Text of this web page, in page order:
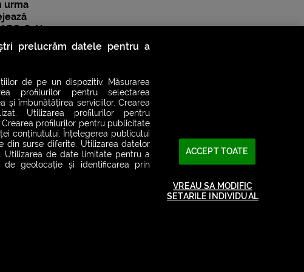
urma
CoV-2,
prelucrăm datele pentru a
de pe un dispozitiv. Măsurarea
profilurilor pentru selectarea
și îmbunătățirea serviciilor. Crearea
Utilizarea profilurilor pentru
profilurilor pentru publicitate
conținutului. Înțelegerea publicului
din surse diferite. Utilizarea datelor
Utilizarea de date limitate pentru a
geolocație și identificarea prin
ACCEPT TOATE
VREAU SA MODIFIC
SETARILE INDIVIDUAL